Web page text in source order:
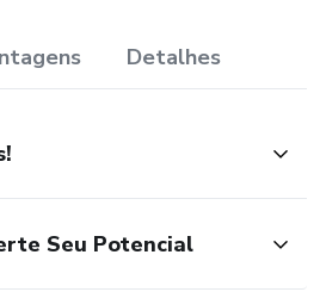
Detalhes
Seu Potencial